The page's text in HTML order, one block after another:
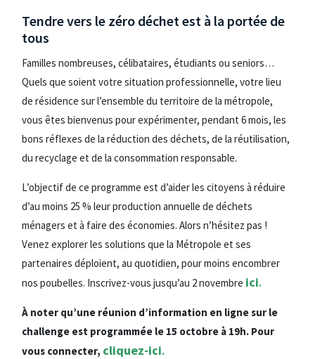
Tendre vers le zéro déchet est à la portée de
tous
Familles nombreuses, célibataires, étudiants ou seniors…
Quels que soient votre situation professionnelle, votre lieu
de résidence sur l’ensemble du territoire de la métropole,
vous êtes bienvenus pour expérimenter, pendant 6 mois, les
bons réflexes de la réduction des déchets, de la réutilisation,
du recyclage et de la consommation responsable.
L’objectif de ce programme est d’aider les citoyens à réduire
d’au moins 25 % leur production annuelle de déchets
ménagers et à faire des économies. Alors n’hésitez pas !
Venez explorer les solutions que la Métropole et ses
partenaires déploient, au quotidien, pour moins encombrer
nos poubelles. Inscrivez-vous jusqu’au 2 novembre ici.
À noter qu’une réunion d’information en ligne sur le
challenge est programmée le 15 octobre à 19h. Pour
vous connecter, cliquez-ici.